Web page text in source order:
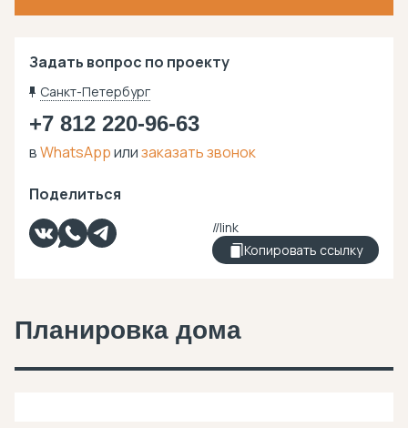
Задать вопрос по проекту
Санкт-Петербург
+7 812 220-96-63
вWhatsAppилизаказать звонок
Поделиться
Копировать ссылку
Планировка дома